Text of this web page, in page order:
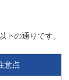
下の通りです。
意点